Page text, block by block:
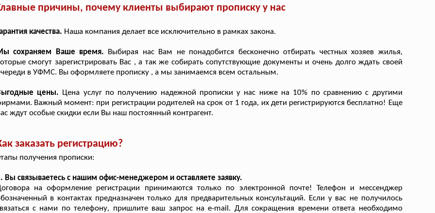
причины, почему клиенты выбирают прописку у нас
качества. Наша компания делает все исключительно в рамках закона.
сохраняем Ваше время. Выбирая нас Вам не понадобится бесконечно отбирать честных хозяев жилья,
смогут зарегистрировать Вас , а так же собирать сопутствующие документы и очень долго ждать своей
в УФМС. Вы оформляете прописку , а мы занимаемся всем остальным.
цены. Цена услуг по получению надежной прописки у нас ниже на 10% по сравнению с другими
Важный момент: при регистрации родителей на срок от 1 года, их дети регистрируются бесплатно! Еще
ждут особые скидки если Вы наш постоянный контрагент.
заказать регистрацию?
получения прописки:
Вы связываетесь с нашим офис-менеджером и оставляете заявку.
на оформление регистрации принимаются только по электронной почте! Телефон и мессенджер
в контактах предназначен только для предварительных консультаций. Если у вас не получилось
с нами по телефону, пришлите ваш запрос на e-mail. Для сокращения времени ответа необходимо